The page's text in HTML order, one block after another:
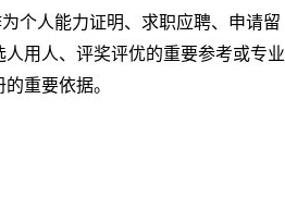
个人能力证明、求职应聘、申请留
用人、评奖评优的重要参考或专业
重要依据。